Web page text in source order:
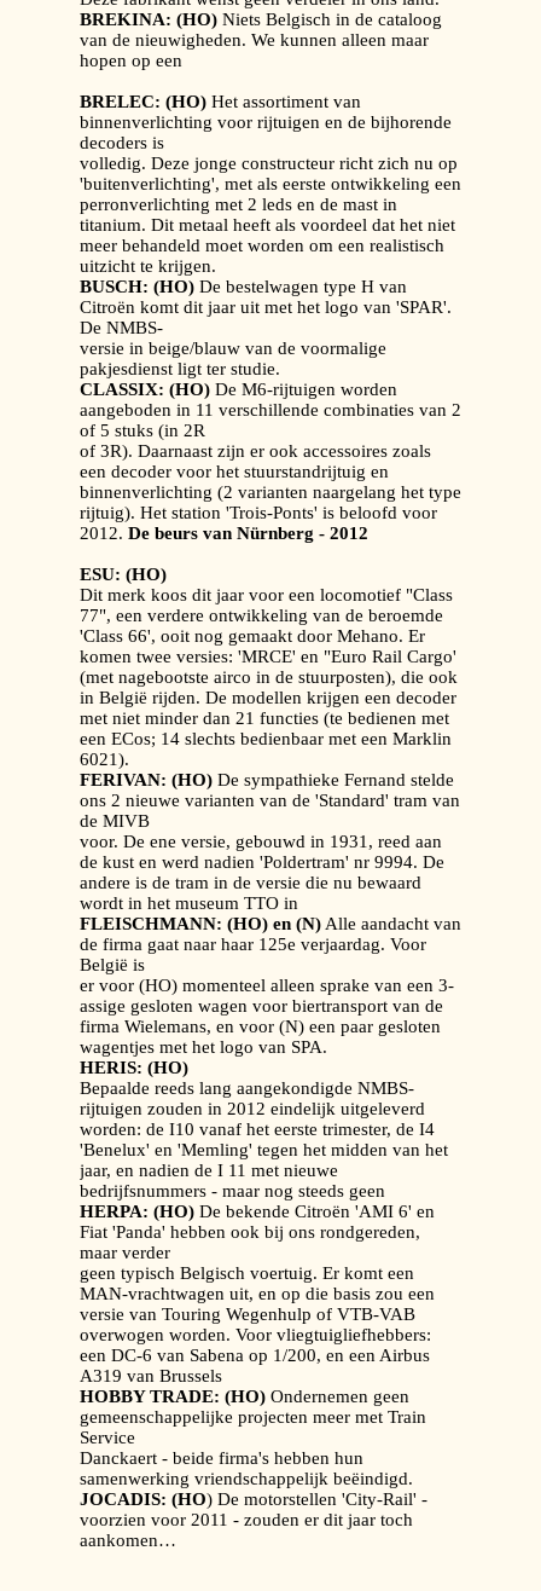
BREKINA: (HO) Niets Belgisch in de cataloog
van de nieuwigheden. We kunnen alleen maar
hopen op een
BRELEC: (HO) Het assortiment van
binnenverlichting voor rijtuigen en de bijhorende
decoders is
volledig. Deze jonge constructeur richt zich nu op
'buitenverlichting', met als eerste ontwikkeling een
perronverlichting met 2 leds en de mast in
titanium. Dit metaal heeft als voordeel dat het niet
meer behandeld moet worden om een realistisch
uitzicht te krijgen.
BUSCH: (HO) De bestelwagen type H van
Citroën komt dit jaar uit met het logo van 'SPAR'.
De NMBS-
versie in beige/blauw van de voormalige
pakjesdienst ligt ter studie.
CLASSIX: (HO) De M6-rijtuigen worden
aangeboden in 11 verschillende combinaties van 2
of 5 stuks (in 2R
of 3R). Daarnaast zijn er ook accessoires zoals
een decoder voor het stuurstandrijtuig en
binnenverlichting (2 varianten naargelang het type
rijtuig). Het station 'Trois-Ponts' is beloofd voor
2012. De beurs van Nürnberg - 2012
ESU: (HO)
Dit merk koos dit jaar voor een locomotief "Class
77", een verdere ontwikkeling van de beroemde
'Class 66', ooit nog gemaakt door Mehano. Er
komen twee versies: 'MRCE' en "Euro Rail Cargo'
(met nagebootste airco in de stuurposten), die ook
in België rijden. De modellen krijgen een decoder
met niet minder dan 21 functies (te bedienen met
een ECos; 14 slechts bedienbaar met een Marklin
6021).
FERIVAN: (HO) De sympathieke Fernand stelde
ons 2 nieuwe varianten van de 'Standard' tram van
de MIVB
voor. De ene versie, gebouwd in 1931, reed aan
de kust en werd nadien 'Poldertram' nr 9994. De
andere is de tram in de versie die nu bewaard
wordt in het museum TTO in
FLEISCHMANN: (HO) en (N)Alle aandacht van
de firma gaat naar haar 125e verjaardag. Voor
België is
er voor (HO) momenteel alleen sprake van een 3-
assige gesloten wagen voor biertransport van de
firma Wielemans, en voor (N) een paar gesloten
wagentjes met het logo van SPA.
HERIS: (HO)
Bepaalde reeds lang aangekondigde NMBS-
rijtuigen zouden in 2012 eindelijk uitgeleverd
worden: de I10 vanaf het eerste trimester, de I4
'Benelux' en 'Memling' tegen het midden van het
jaar, en nadien de I 11 met nieuwe
bedrijfsnummers - maar nog steeds geen
HERPA: (HO) De bekende Citroën 'AMI 6' en
Fiat 'Panda' hebben ook bij ons rondgereden,
maar verder
geen typisch Belgisch voertuig. Er komt een
MAN-vrachtwagen uit, en op die basis zou een
versie van Touring Wegenhulp of VTB-VAB
overwogen worden. Voor vliegtuigliefhebbers:
een DC-6 van Sabena op 1/200, en een Airbus
A319 van Brussels
HOBBY TRADE: (HO) Ondernemen geen
gemeenschappelijke projecten meer met Train
Service
Danckaert - beide firma's hebben hun
samenwerking vriendschappelijk beëindigd.
JOCADIS: (HO) De motorstellen 'City-Rail' -
voorzien voor 2011 - zouden er dit jaar toch
aankomen…